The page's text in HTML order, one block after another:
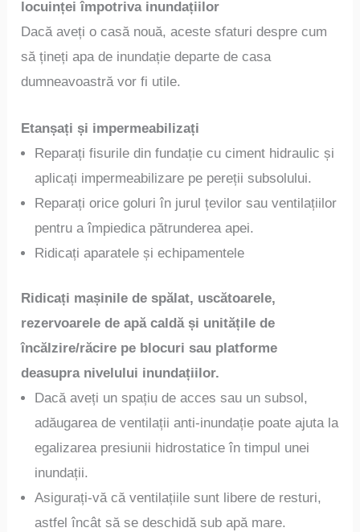
locuinței împotriva inundațiilor
Dacă aveți o casă nouă, aceste sfaturi despre cum
să țineți apa de inundație departe de casa
dumneavoastră vor fi utile.
Etanșați și impermeabilizați
Reparați fisurile din fundație cu ciment hidraulic și
aplicați impermeabilizare pe pereții subsolului.
Reparați orice goluri în jurul țevilor sau ventilațiilor
pentru a împiedica pătrunderea apei.
Ridicați aparatele și echipamentele
Ridicați mașinile de spălat, uscătoarele,
rezervoarele de apă caldă și unitățile de
încălzire/răcire pe blocuri sau platforme
deasupra nivelului inundațiilor.
Dacă aveți un spațiu de acces sau un subsol,
adăugarea de ventilații anti-inundație poate ajuta la
egalizarea presiunii hidrostatice în timpul unei
inundații.
Asigurați-vă că ventilațiile sunt libere de resturi,
astfel încât să se deschidă sub apă mare.